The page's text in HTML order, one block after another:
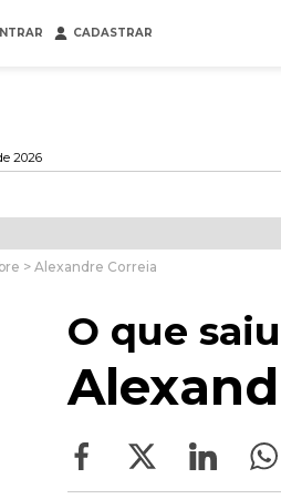
CADASTRAR
2026
> Alexandre Correia
O que